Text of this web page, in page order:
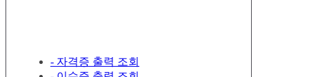
- 자격증 출력 조회